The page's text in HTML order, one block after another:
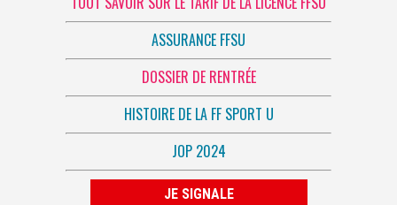
ASSURANCE FFSU
DOSSIER DE RENTRÉE
HISTOIRE DE LA FF SPORT U
JOP 2024
JE SIGNALE